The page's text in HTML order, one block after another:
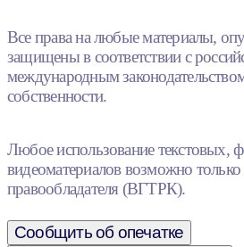
Все права на любые материалы,
защищены в соответствии с
международным
собственности.
Любое использование текстовых,
видеоматериалов возможно только
правообладателя (ВГТРК).
Сообщить об опечатке